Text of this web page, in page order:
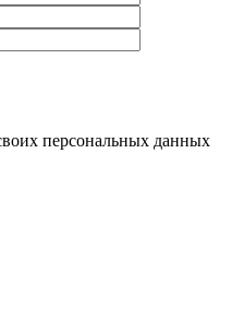
персональных данных